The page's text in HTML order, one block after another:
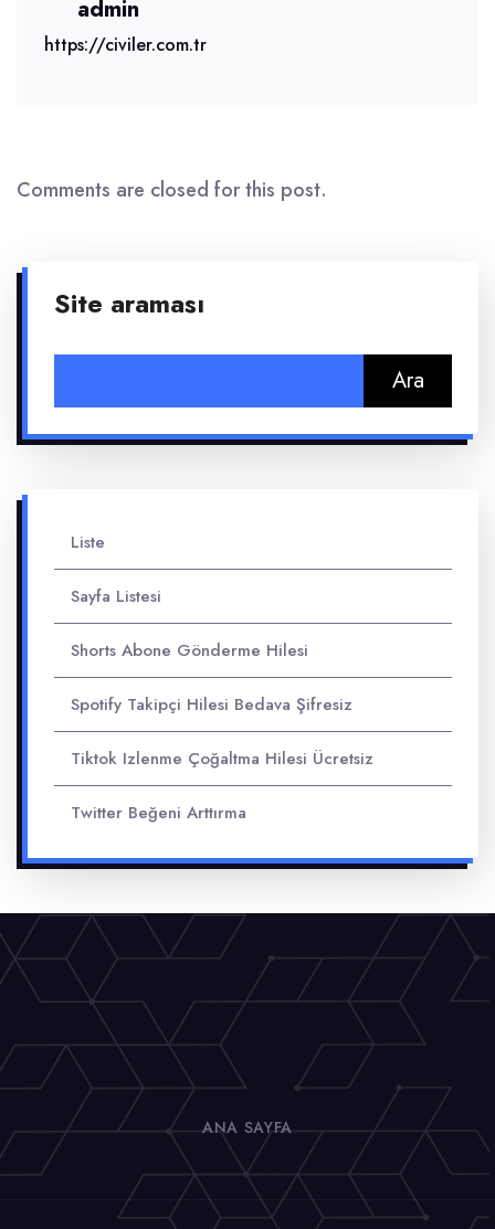
admin
https://civiler.com.tr
Comments are closed for this post.
Site araması
Liste
Sayfa Listesi
Shorts Abone Gönderme Hilesi
Spotify Takipçi Hilesi Bedava Şifresiz
Tiktok Izlenme Çoğaltma Hilesi Ücretsiz
Twitter Beğeni Arttırma
ANA SAYFA